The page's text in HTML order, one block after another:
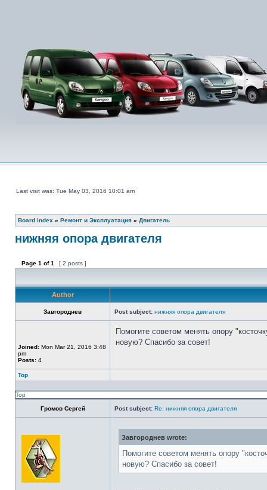
Last visit was: Tue May 03, 2016 10:01 am
Board index » Ремонт и Эксплуатация » Двигатель
нижняя опора двигателя
Page 1 of1 [ 2 posts ]
Author
Завгороднев Post subject: нижняя опора двигателя
Joined: Mon Mar 21, 2016 3:48
pm
Posts: 4
Помогите советом менять опору
новую? Спасибо за совет!
Top
Top
Громов Сергей Post subject: Re: нижняя опора двигателя
Завгороднев wrote:
Помогите советом менять опору
новую? Спасибо за совет!